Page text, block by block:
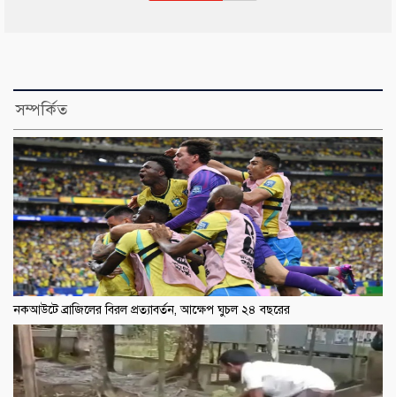
সম্পর্কিত
নকআউটে ব্রাজিলের বিরল প্রত্যাবর্তন, আক্ষেপ ঘুচল ২৪ বছরের